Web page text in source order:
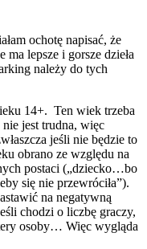
ochotę napisać, że
lepsze i gorsze dzieła
należy do tych
14+. Ten wiek trzeba
jest trudna, więc
jeśli nie będzie to
obrano ze względu na
postaci („dziecko…bo
się nie przewróciła”).
na negatywną
chodzi o liczbę graczy,
osoby… Więc wygląda